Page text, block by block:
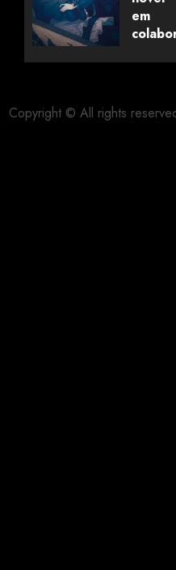
dos
Livros
em
Copyright © All rights